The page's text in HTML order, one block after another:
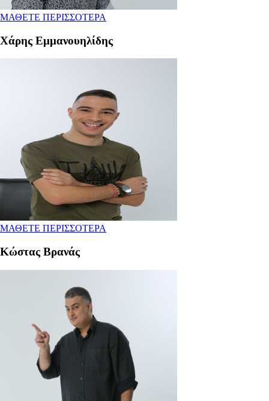
ΜΑΘΕΤΕ ΠΕΡΙΣΣΟΤΕΡΑ
Χάρης Εμμανουηλίδης
ΜΑΘΕΤΕ ΠΕΡΙΣΣΟΤΕΡΑ
Κώστας Βρανάς